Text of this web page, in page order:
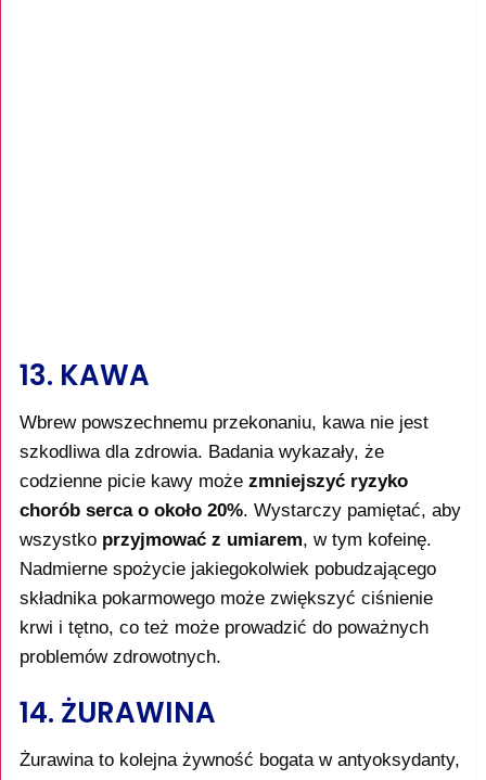
13. KAWA
Wbrew powszechnemu przekonaniu, kawa nie jest
szkodliwa dla zdrowia. Badania wykazały, że
codzienne picie kawy możezmniejszyć ryzyko
chorób serca o około 20%. Wystarczy pamiętać, aby
wszystko przyjmować z umiarem, w tym kofeinę.
Nadmierne spożycie jakiegokolwiek pobudzającego
składnika pokarmowego może zwiększyć ciśnienie
krwi i tętno, co też może prowadzić do poważnych
problemów zdrowotnych.
14. ŻURAWINA
Żurawina to kolejna żywność bogata w antyoksydanty,